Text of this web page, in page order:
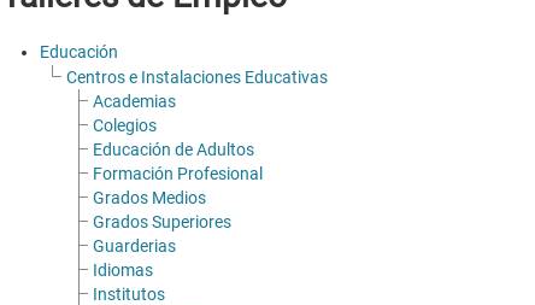
Educación
Centros e Instalaciones Educativas
Academias
Colegios
Educación de Adultos
Formación Profesional
Grados Medios
Grados Superiores
Guarderias
Idiomas
Institutos